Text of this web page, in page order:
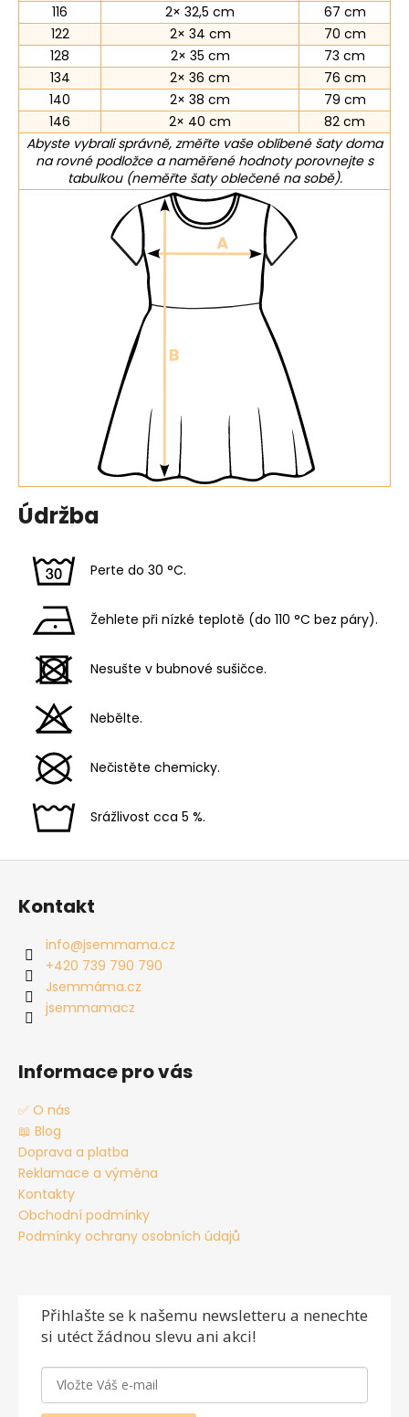
116
2× 32,5 cm
67 cm
122
2× 34 cm
70 cm
128
2× 35 cm
73 cm
134
2× 36 cm
76 cm
140
2× 38 cm
79 cm
146
2× 40 cm
82 cm
Abyste vybrali správně, změřte vaše oblíbené šaty doma
na rovné podložce a naměřené hodnoty porovnejte s
tabulkou (neměřte šaty oblečené na sobě).
Údržba
Perte do 30 °C.
Žehlete při nízké teplotě (do 110 °C bez páry).
Nesušte v bubnové sušičce.
Nebělte.
Nečistěte chemicky.
Srážlivost cca 5 %.
Kontakt
info@jsemmama.cz
+420 739 790 790
Jsemmáma.cz
jsemmamacz
Informace pro vás
✅ O nás
📖 Blog
Doprava a platba
Reklamace a výměna
Kontakty
Obchodní podmínky
Podmínky ochrany osobních údajů
Přihlašte se k našemu newsletteru a nenechte
si utéct žádnou slevu ani akci!